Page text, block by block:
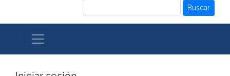
Buscar